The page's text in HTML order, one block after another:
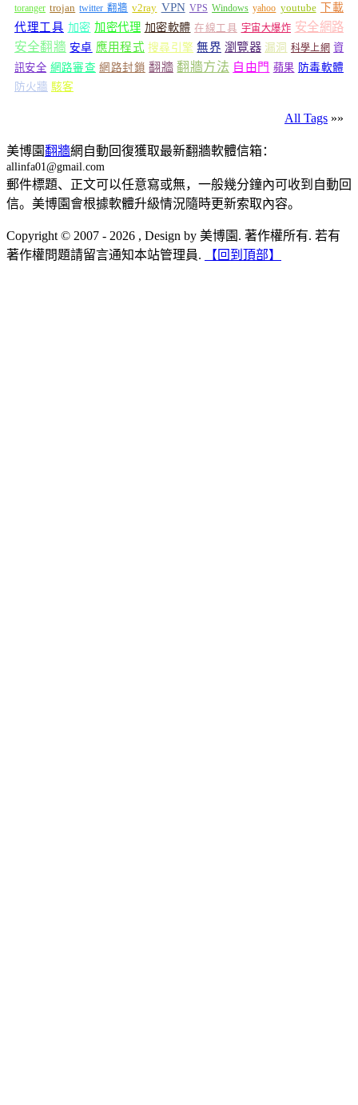
toranger trojan twitter 翻牆 v2ray VPN VPS Windows yahoo youtube 下載
代理工具 加密 加密代理 加密軟體 在線工具 宇宙大爆炸 安全網路
安全翻牆 安卓 應用程式 搜尋引擎 無界 瀏覽器 漏洞 科學上網 資
訊安全 網路審查 網路封鎖 翻牆 翻牆方法 自由門 蘋果 防毒軟體
防火牆 駭客
All Tags »»
美博園翻牆網自動回復獲取最新翻牆軟體信箱：
allinfa01@gmail.com
郵件標題、正文可以任意寫或無，一般幾分鐘內可收到自動回
信。美博園會根據軟體升級情況隨時更新索取內容。
Copyright © 2007 - 2026 , Design by 美博園. 著作權所有. 若有
著作權問題請留言通知本站管理員.
【回到頂部】